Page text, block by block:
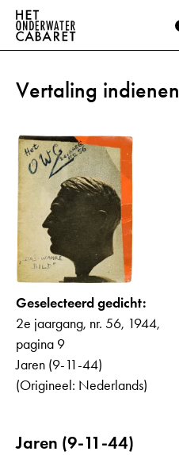
Vertaling indienen
Geselecteerd gedicht:
2e jaargang, nr. 56, 1944,
pagina 9
Jaren (9-11-44)
(Origineel: Nederlands)
Jaren (9-11-44)